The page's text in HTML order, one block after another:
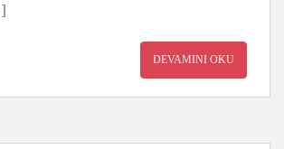
DEVAMINI OKU